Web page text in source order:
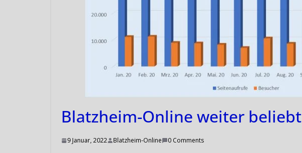
Blatzheim-Online weiter beliebt
9 Januar, 2022 Blatzheim-Online 0 Comments